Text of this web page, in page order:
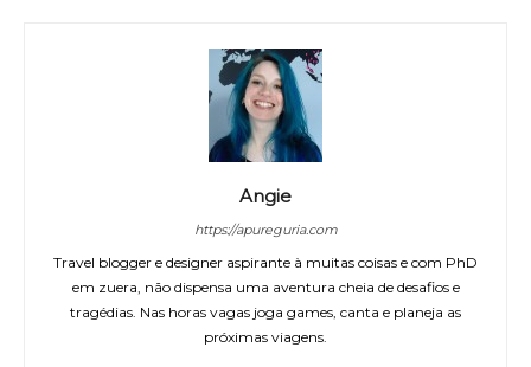
Angie
https://apureguria.com
Travel blogger e designer aspirante à muitas coisas e com PhD
em zuera, não dispensa uma aventura cheia de desafios e
tragédias. Nas horas vagas joga games, canta e planeja as
próximas viagens.